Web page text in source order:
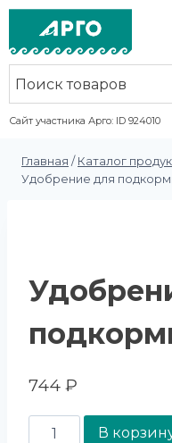
Сайт участника Арго: ID 924010
Главная / Каталог
Удобрение для
744 ₽
В